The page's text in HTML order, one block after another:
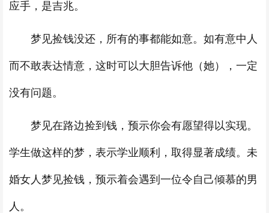
应手，是吉兆。
梦见捡钱没还，所有的事都能如意。如有意中人
而不敢表达情意，这时可以大胆告诉他（她），一定
没有问题。
梦见在路边捡到钱，预示你会有愿望得以实现。
学生做这样的梦，表示学业顺利，取得显著成绩。未
婚女人梦见捡钱，预示着会遇到一位令自己倾慕的男
人。